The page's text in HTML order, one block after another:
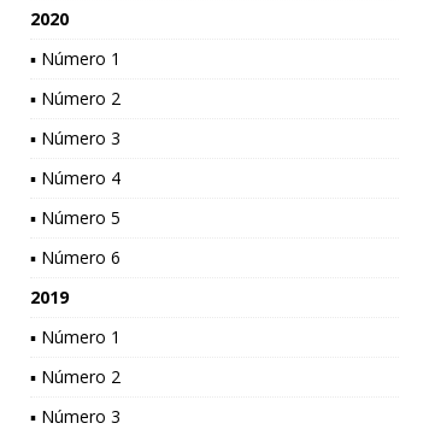
2020
▪ Número 1
▪ Número 2
▪ Número 3
▪ Número 4
▪ Número 5
▪ Número 6
2019
▪ Número 1
▪ Número 2
▪ Número 3